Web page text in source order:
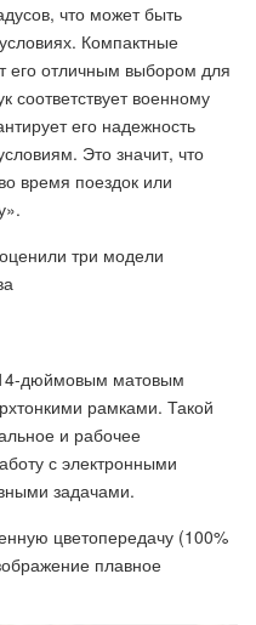
что может быть
Компактные
его отличным выбором для
соответствует военному
его надежность
Это значит, что
время поездок или
дюймовым матовым
рамками. Такой
и рабочее
с электронными
задачами.
цветопередачу (100%
плавное